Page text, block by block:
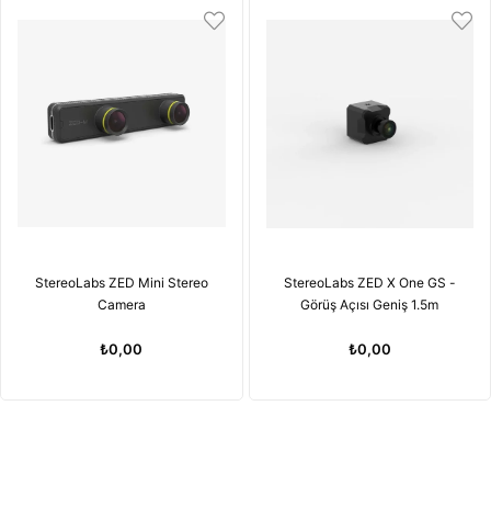
StereoLabs ZED Mini Stereo
Camera
₺0,00
StereoLabs ZED X One GS -
Görüş Açısı Geniş 1.5m
₺0,00